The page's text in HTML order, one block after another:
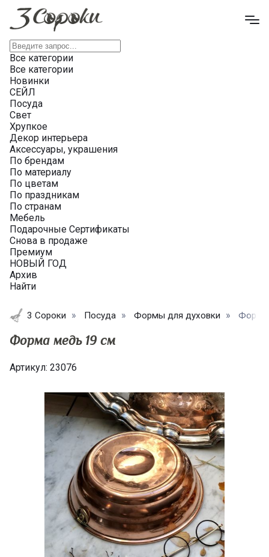
Все категории
Все категории
Новинки
СЕЙЛ
Посуда
Свет
Хрупкое
Декор интерьера
Аксессуары, украшения
По брендам
По материалу
По цветам
По праздникам
По странам
Мебель
Подарочные Сертификаты
Снова в продаже
Премиум
НОВЫЙ ГОД
Архив
Найти
3 Сороки Посуда Формы для духовки Форма
Форма медь 19 см
Артикул: 23076